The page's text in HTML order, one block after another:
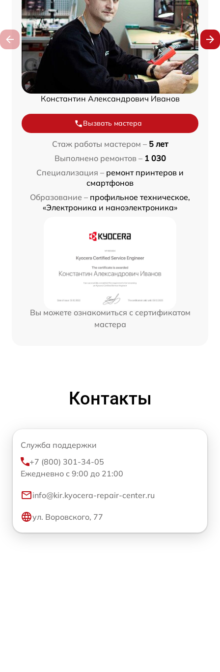
Константин Александрович Иванов
Вызвать мастера
Стаж работы мастером – 5 лет
Выполнено ремонтов – 1 030
Специализация – ремонт принтеров и
смартфонов
Образование – профильное техническое,
«Электроника и наноэлектроника»
Вы можете ознакомиться с сертификатом
мастера
Контакты
Служба поддержки
+7 (800) 301-34-05
Ежедневно с 9:00 до 21:00
info@kir.kyocera-repair-center.ru
ул. Воровского, 77